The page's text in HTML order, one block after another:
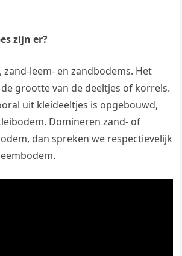
zijn er?
zand-leem- en zandbodems. Het
grootte van de deeltjes of korrels.
uit kleideeltjes is opgebouwd,
Domineren zand- of
dan spreken we respectievelijk